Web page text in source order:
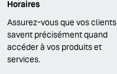
Horaires
Assurez-vous que vos clients
savent précisément quand
accéder à vos produits et
services.